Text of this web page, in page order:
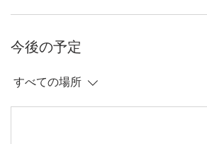
今後の予定
すべての場所